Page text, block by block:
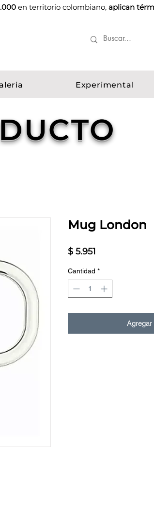
en territorio colombiano, aplican
Experimental
Mug London
$ 5.951
Cantidad *
Agregar